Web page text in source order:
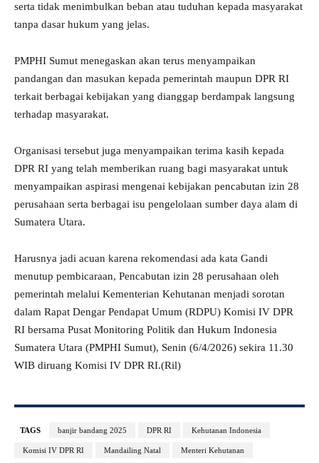
serta tidak menimbulkan beban atau tuduhan kepada masyarakat
tanpa dasar hukum yang jelas.
PMPHI Sumut menegaskan akan terus menyampaikan
pandangan dan masukan kepada pemerintah maupun DPR RI
terkait berbagai kebijakan yang dianggap berdampak langsung
terhadap masyarakat.
Organisasi tersebut juga menyampaikan terima kasih kepada
DPR RI yang telah memberikan ruang bagi masyarakat untuk
menyampaikan aspirasi mengenai kebijakan pencabutan izin 28
perusahaan serta berbagai isu pengelolaan sumber daya alam di
Sumatera Utara.
Harusnya jadi acuan karena rekomendasi ada kata Gandi
menutup pembicaraan, Pencabutan izin 28 perusahaan oleh
pemerintah melalui Kementerian Kehutanan menjadi sorotan
dalam Rapat Dengar Pendapat Umum (RDPU) Komisi IV DPR
RI bersama Pusat Monitoring Politik dan Hukum Indonesia
Sumatera Utara (PMPHI Sumut), Senin (6/4/2026) sekira 11.30
WIB diruang Komisi IV DPR RI.(Ril)
TAGS banjir bandang 2025 DPR RI Kehutanan Indonesia
Komisi IV DPR RI Mandailing Natal Menteri Kehutanan